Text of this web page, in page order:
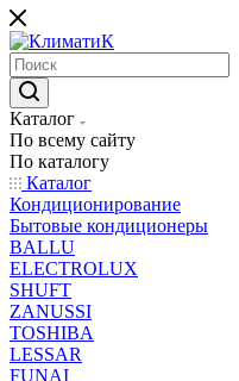
Каталог
По всему сайту
По каталогу
Каталог
Кондиционирование
Бытовые кондиционеры
BALLU
ELECTROLUX
SHUFT
ZANUSSI
TOSHIBA
LESSAR
FUNAI